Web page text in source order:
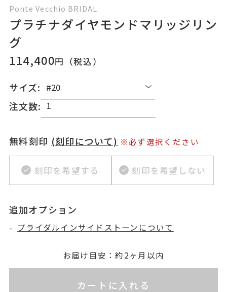
Ponte Vecchio BRIDAL
プラチナダイヤモンドマリッジリン
グ
114,400円（税込）
サイズ:
注文数:
無料刻印 (刻印について) ※必ず選択ください
刻印を希望する 刻印を希望しない
追加オプション
- ブライダルインサイドストーンについて
お届け目安：約2ヶ月以内
カートに入れる